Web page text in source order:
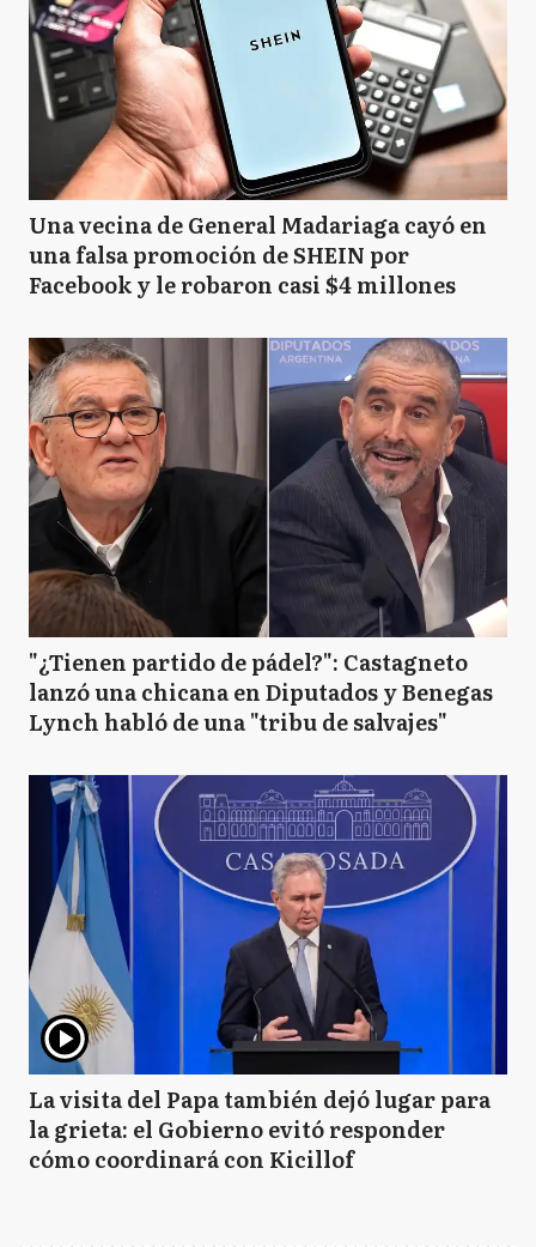
Una vecina de General Madariaga cayó en
una falsa promoción de SHEIN por
Facebook y le robaron casi $4 millones
"¿Tienen partido de pádel?": Castagneto
lanzó una chicana en Diputados y Benegas
Lynch habló de una "tribu de salvajes"
La visita del Papa también dejó lugar para
la grieta: el Gobierno evitó responder
cómo coordinará con Kicillof